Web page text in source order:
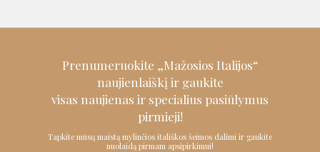
Prenumeruokite „Mažosios Italijos“
naujienlaiškį ir gaukite
visas naujienas ir specialius pasiūlymus
pirmieji!
Tapkite mūsų maistą mylinčios itališkos šeimos dalimi ir gaukite
nuolaidą pirmam apsipirkimui!